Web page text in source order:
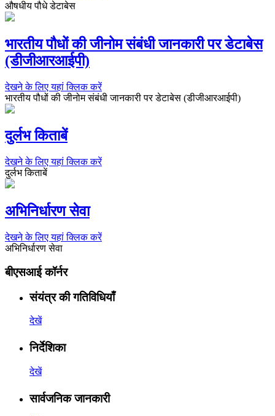
औषधीय पौधे डेटाबेस
भारतीय पौधों की जीनोम संबंधी जानकारी पर डेटाबेस
(डीजीआरआईपी)
देखने के लिए यहां क्लिक करें
भारतीय पौधों की जीनोम संबंधी जानकारी पर डेटाबेस (डीजीआरआईपी)
दुर्लभ किताबें
देखने के लिए यहां क्लिक करें
दुर्लभ किताबें
अभिनिर्धारण सेवा
देखने के लिए यहां क्लिक करें
अभिनिर्धारण सेवा
बीएसआई कॉर्नर
संयंत्र की गतिविधियाँ
देखें
निर्देशिका
देखें
सार्वजनिक जानकारी